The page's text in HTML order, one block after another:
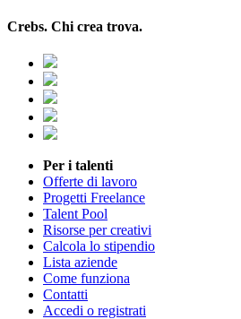
Crebs. Chi crea trova.
Per i talenti
Offerte di lavoro
Progetti Freelance
Talent Pool
Risorse per creativi
Calcola lo stipendio
Lista aziende
Come funziona
Contatti
Accedi o registrati